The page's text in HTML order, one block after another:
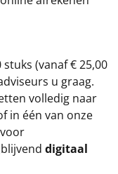
(vanaf € 25,00
u graag.
volledig naar
in één van onze
digitaal